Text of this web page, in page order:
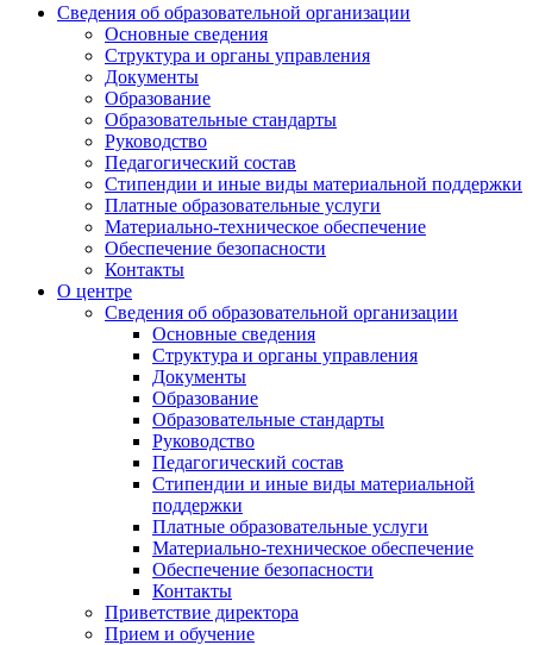
Сведения об образовательной организации
Основные сведения
Структура и органы управления
Документы
Образование
Образовательные стандарты
Руководство
Педагогический состав
Стипендии и иные виды материальной поддержки
Платные образовательные услуги
Материально-техническое обеспечение
Обеспечение безопасности
Контакты
О центре
Сведения об образовательной организации
Основные сведения
Структура и органы управления
Документы
Образование
Образовательные стандарты
Руководство
Педагогический состав
Стипендии и иные виды материальной
поддержки
Платные образовательные услуги
Материально-техническое обеспечение
Обеспечение безопасности
Контакты
Приветствие директора
Прием и обучение